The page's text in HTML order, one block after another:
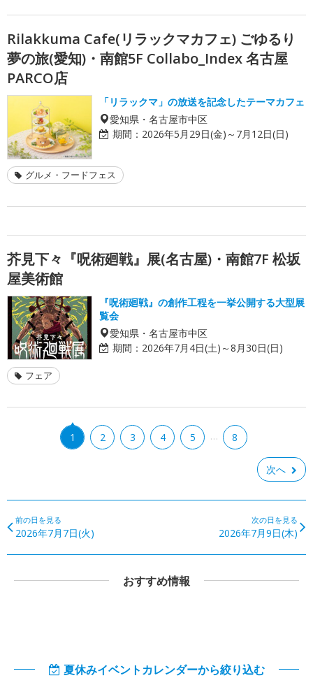
Rilakkuma Cafe(リラックマカフェ) ごゆるり
夢の旅(愛知)・南館5F Collabo_Index 名古屋
PARCO店
「リラックマ」の放送を記念したテーマカフェ
愛知県・名古屋市中区
期間： 2026年5月29日(金)～7月12日(日)
グルメ・フードフェス
芥見下々『呪術廻戦』展(名古屋)・南館7F 松坂
屋美術館
『呪術廻戦』の創作工程を一挙公開する大型展
覧会
愛知県・名古屋市中区
期間： 2026年7月4日(土)～8月30日(日)
フェア
1 2 3 4 5 … 8
次へ
前の日を見る
2026年7月7日(火)
次の日を見る
2026年7月9日(木)
おすすめ情報
夏休みイベントカレンダーから絞り込む